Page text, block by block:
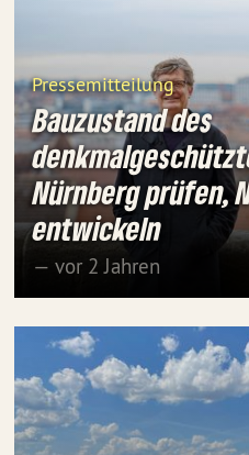
Pressemitteilung
Bauzustand des
Nürnberg prüfen,
entwickeln
— vor 2 Jahren